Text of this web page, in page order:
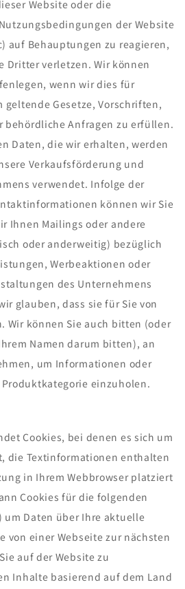
Website oder die
der Website
auf Behauptungen zu reagieren,
Dritter verletzen. Wir können
wenn wir dies für
Gesetze, Vorschriften,
behördliche Anfragen zu erfüllen.
Daten, die wir erhalten, werden
Verkaufsförderung und
verwendet. Infolge der
können wir Sie
Ihnen Mailings oder andere
oder anderweitig) bezüglich
Werbeaktionen oder
des Unternehmens
glauben, dass sie für Sie von
Wir können Sie auch bitten (oder
Namen darum bitten), an
um Informationen oder
einzuholen.
Cookies, bei denen es sich um
die Textinformationen enthalten
in Ihrem Webbrowser platziert
Cookies für die folgenden
um Daten über Ihre aktuelle
von einer Webseite zur nächsten
auf der Website zu
Inhalte basierend auf dem Land